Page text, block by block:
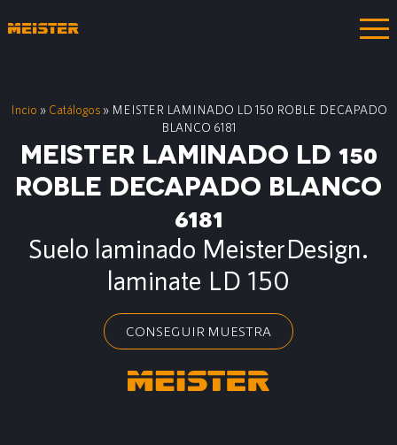
Incio » Catálogos» MEISTER LAMINADO LD 150 ROBLE DECAPADO
BLANCO 6181
MEISTER LAMINADO LD 150
ROBLE DECAPADO BLANCO
6181
Suelo laminado MeisterDesign.
laminate LD 150
CONSEGUIR MUESTRA